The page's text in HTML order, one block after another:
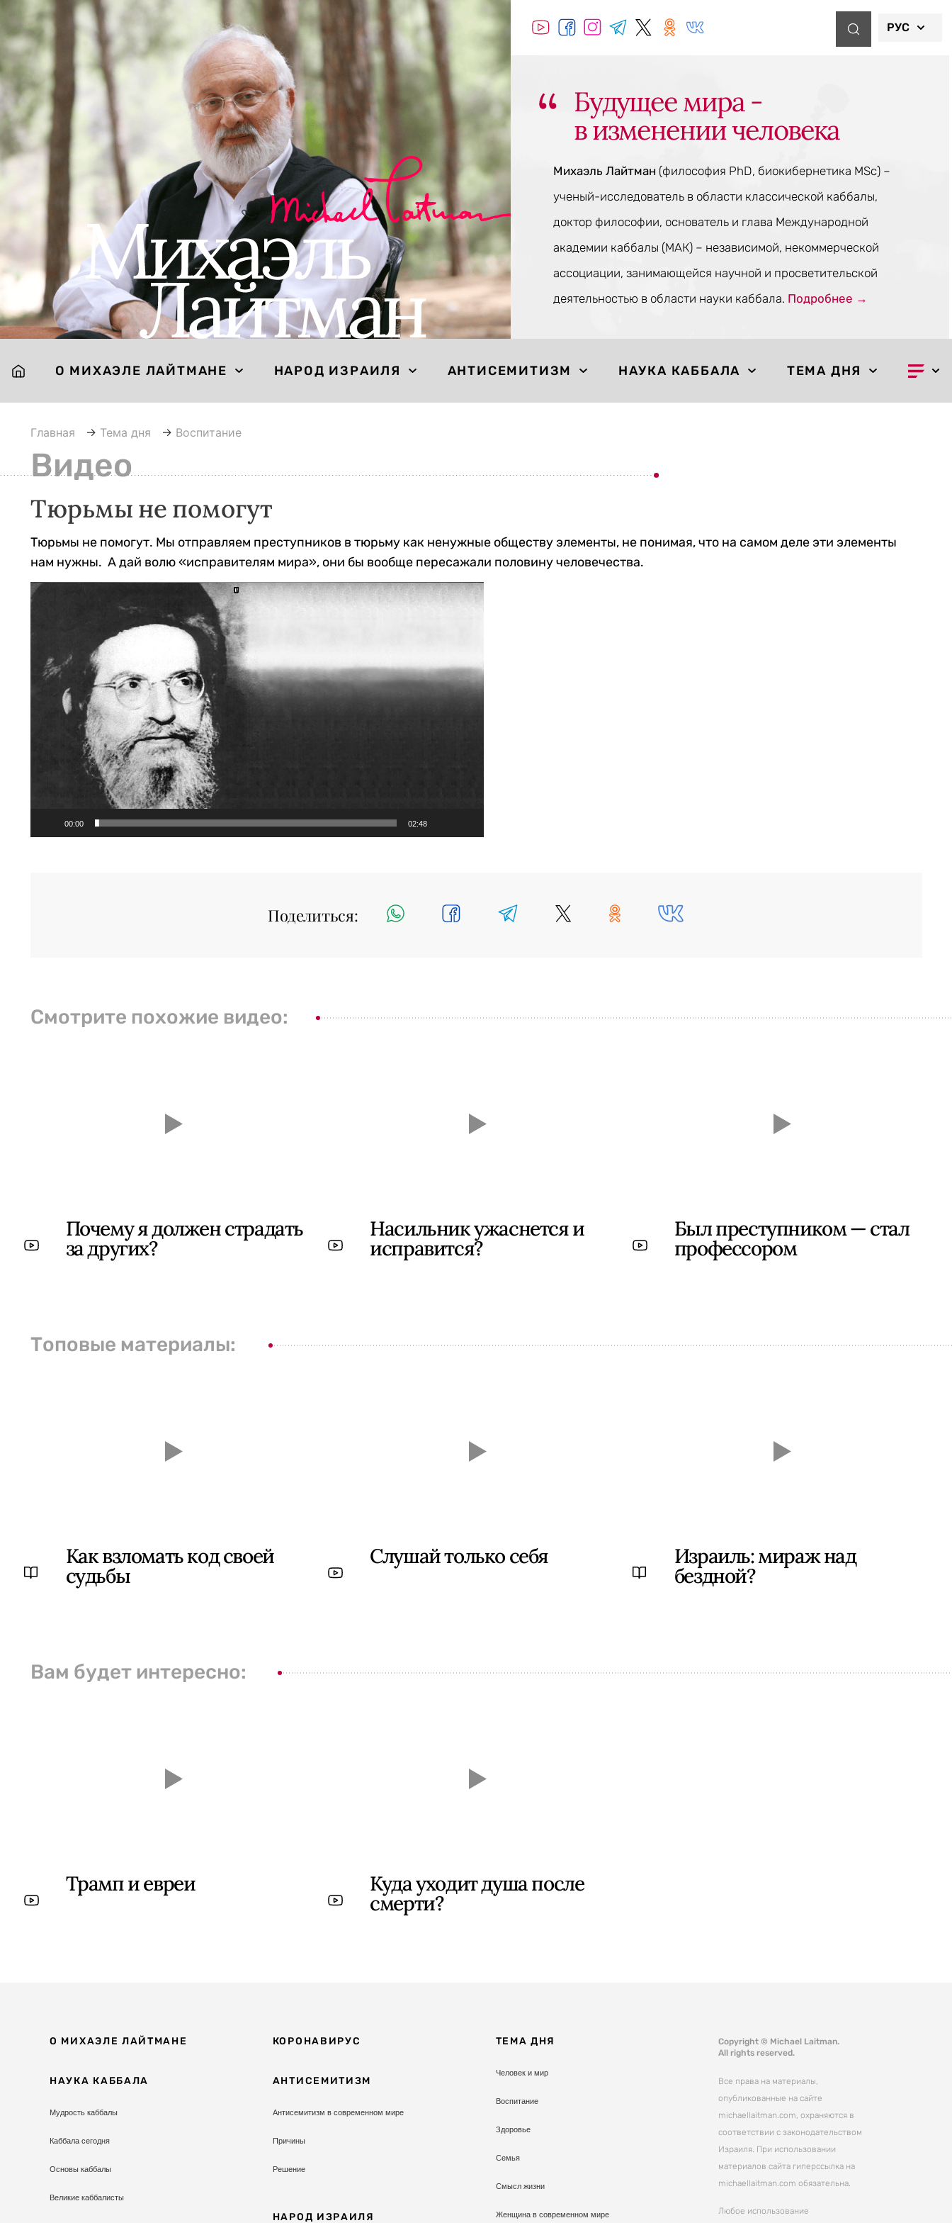
РУС
Будущее мира -
в изменении человека
Михаэль Лайтман (философия PhD, биокибернетика MSc) –
ученый-исследователь в области классической каббалы,
доктор философии, основатель и глава Международной
академии каббалы (МАК) – независимой, некоммерческой
ассоциации, занимающейся научной и просветительской
деятельностью в области науки каббала. Подробнее →
О МИХАЭЛЕ ЛАЙТМАНЕ НАРОД ИЗРАИЛЯ АНТИСЕМИТИЗМ НАУКА КАББАЛА ТЕМА ДНЯ
Главная → Тема дня → Воспитание
Видео
Тюрьмы не помогут
Тюрьмы не помогут. Мы отправляем преступников в тюрьму как ненужные обществу элементы, не понимая, что на самом деле эти элементы
нам нужны. А дай волю «исправителям мира», они бы вообще пересажали половину человечества.
Видеоплеер
00:00 02:48
Поделиться:
Смотрите похожие видео:
Почему я должен страдать
за других?
Насильник ужаснется и
исправится?
Был преступником — стал
профессором
Топовые материалы:
Как взломать код своей
судьбы
Слушай только себя Израиль: мираж над
бездной?
Вам будет интересно:
Трамп и евреи Куда уходит душа после
смерти?
О МИХАЭЛЕ ЛАЙТМАНЕ
НАУКА КАББАЛА
Мудрость каббалы
Каббала сегодня
Основы каббалы
Великие каббалисты
КОРОНАВИРУС
АНТИСЕМИТИЗМ
Антисемитизм в современном мире
Причины
Решение
НАРОД ИЗРАИЛЯ
ТЕМА ДНЯ
Человек и мир
Воспитание
Здоровье
Семья
Смысл жизни
Женщина в современном мире
Copyright © Michael Laitman.
All rights reserved.
Все права на материалы,
опубликованные на сайте
michaellaitman.com, охраняются в
соответствии с законодательством
Израиля. При использовании
материалов сайта гиперссылка на
michaellaitman.com обязательна.
Любое использование